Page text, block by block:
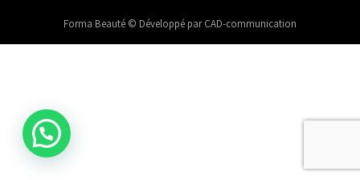
Forma Beauté © Développé par CAD-communication